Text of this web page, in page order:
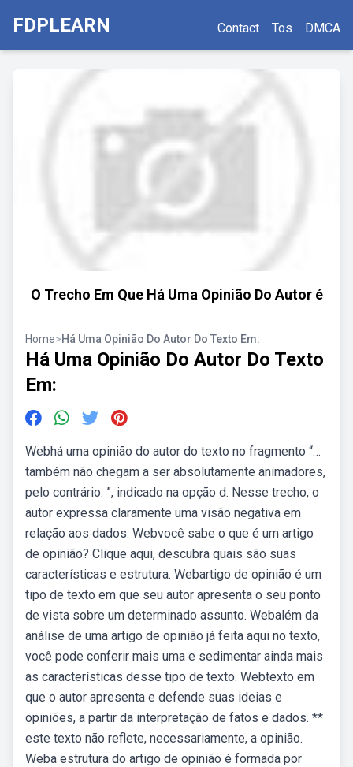
FDPLEARN Contact Tos DMCA
O Trecho Em Que Há Uma Opinião Do Autor é
Home>Há Uma Opinião Do Autor Do Texto Em:
Há Uma Opinião Do Autor Do Texto
Em:
Webhá uma opinião do autor do texto no fragmento “…
também não chegam a ser absolutamente animadores,
pelo contrário. ”, indicado na opção d. Nesse trecho, o
autor expressa claramente uma visão negativa em
relação aos dados. Webvocê sabe o que é um artigo
de opinião? Clique aqui, descubra quais são suas
características e estrutura. Webartigo de opinião é um
tipo de texto em que seu autor apresenta o seu ponto
de vista sobre um determinado assunto. Webalém da
análise de uma artigo de opinião já feita aqui no texto,
você pode conferir mais uma e sedimentar ainda mais
as características desse tipo de texto. Webtexto em
que o autor apresenta e defende suas ideias e
opiniões, a partir da interpretação de fatos e dados. **
este texto não reflete, necessariamente, a opinião.
Weba estrutura do artigo de opinião é formada por